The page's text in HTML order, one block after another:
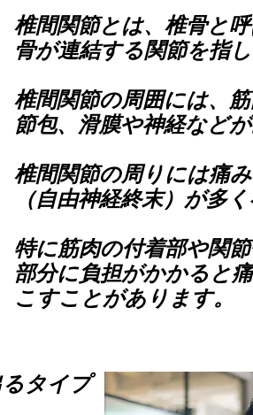
椎間関節とは、椎骨と
骨が連結する関節を指
椎間関節の周囲には、
節包、滑膜や神経など
椎間関節の周りには痛
（自由神経終末）が多
特に筋肉の付着部や関
部分に負担がかかると
こすことがあります。
タイプ